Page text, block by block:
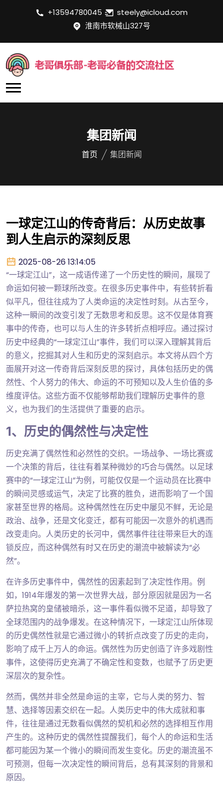
+13594780045
steely@icloud.com
淮南市软械山327号
集团新闻
首页 集团新闻
一球定江山的传奇背后：从历史故事
到人生启示的深刻反思
2025-08-26 13:14:05
“一球定江山”，这一成语传递了一个历史性的瞬间，展现了
命运如何被一颗球所改变。在很多历史事件中，有些转折看
似平凡，但往往成为了人类命运的决定性时刻。从古至今，
这种一瞬间的改变引发了无数思考和反思。这不仅是体育赛
事中的传奇，也可以与人生的许多转折点相呼应。通过探讨
历史中经典的“一球定江山”事件，我们可以深入理解其背后
的意义，挖掘其对人生和历史的深刻启示。本文将从四个方
面展开对这一传奇背后深刻反思的探讨，具体包括历史的偶
然性、个人努力的伟大、命运的不可预知以及人生价值的多
维度评估。这些方面不仅能够帮助我们理解历史事件的意
义，也为我们的生活提供了重要的启示。
1、历史的偶然性与决定性
历史充满了偶然性和必然性的交织。一场战争、一场比赛或
一个决策的背后，往往有着某种微妙的巧合与偶然。以足球
赛中的“一球定江山”为例，可能仅仅是一个运动员在比赛中
的瞬间灵感或运气，决定了比赛的胜负，进而影响了一个国
家甚至世界的格局。这种偶然性在历史中屡见不鲜，无论是
政治、战争，还是文化变迁，都有可能因一次意外的机遇而
改变走向。人类历史的长河中，偶然事件往往带来巨大的连
锁反应，而这种偶然有时又在历史的潮流中被解读为“必
然”。
在许多历史事件中，偶然性的因素起到了决定性作用。例
如，1914年爆发的第一次世界大战，部分原因就是因为一名
萨拉热窝的皇储被暗杀，这一事件看似微不足道，却导致了
全球范围内的战争爆发。在这种情况下，一球定江山所体现
的历史偶然性就是它通过微小的转折点改变了历史的走向，
影响了成千上万人的命运。偶然性为历史创造了许多戏剧性
事件，这使得历史充满了不确定性和变数，也赋予了历史更
深层次的复杂性。
然而，偶然并非全然是命运的主宰，它与人类的努力、智
慧、选择等因素交织在一起。人类历史中的伟大成就和事
件，往往是通过无数看似偶然的契机和必然的选择相互作用
产生的。这种历史的偶然性提醒我们，每个人的命运和生活
都可能因为某一个微小的瞬间而发生变化。历史的潮流虽不
可预测，但每一次决定性的瞬间背后，总有其深刻的背景和
原因。